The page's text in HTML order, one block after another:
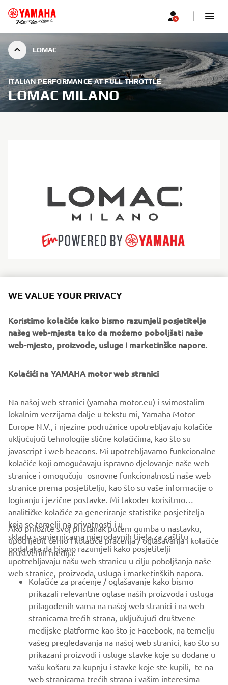
LOMAC
ITALIAN PERFORMANCE AT FULL THROTTLE
LOMAC MILANO
fast, capable and beautifully finished RIBs in Milan,
hulls are known for outstanding handling, stability and
wave-cutting performance. Serving thrill-seekers, families
and professionals, Lomac Milano offers everything from
cruisers. They are built for boaters who want speed, style
and confidence in challenging conditions.
LOMAC OFFICIAL WEBSITE
CORPORATE
FOR BUSINESS
MORE YAMAHA
SUPPORT
BILTEN
WE VALUE YOUR PRIVACY
Koristimo kolačiće kako bismo razumjeli posjetitelje
našeg web-mjesta tako da možemo poboljšati naše
web-mjesto, proizvode, usluge i marketinške napore.
Kolačići na YAMAHA motor web stranici
Na našoj web stranici (yamaha-motor.eu) i svimostalim
lokalnim verzijama dalje u tekstu mi, Yamaha Motor
Europe N.V., i njezine podružnice upotrebljavaju kolačiće
uključujući tehnologije slične kolačićima, kao što su
javascript i web beacons. Mi upotrebljavamo funkcionalne
kolačiće koji omogučavaju ispravno djelovanje naše web
stranice i omogučuju osnovne funkcionalnosti naše web
stranice prema posjetitelju, kao što su vaše informacije o
logiranju i jezične postavke. Mi također korisitmo
analitičke kolačiće za generiranje statistike posjetitelja
koja se temelji na privatnosti i u
skladu s smjernicama mjerodavnih tijela za zaštitu
podataka da bismo razumjeli kako posjetitelji
upotrebljavaju našu web stranicu u cilju poboljšanja naše
web stranice, proizvoda, usluga i marketinških napora.
Ako priložite svoj pristanak putem gumba u nastavku,
upotrijebit ćemo i kolačiće praćenja / oglašavanja i kolačiće
društvenih medija:
Kolačiće za praćenje / oglašavanje kako bismo
prikazali relevantne oglase naših proizvoda i usluga
prilagođenih vama na našoj web stranici i na web
stranicama trećih strana, uključujući društvene
medijske platforme kao što je Facebook, na temelju
vašeg pregledavanja na našoj web stranici, kao što su
prikazani proizvodi i usluge stavke koje su dodane u
vašu košaru za kupnju i stavke koje ste kupili, te na
web stranicama trećih strana i vašim interesima